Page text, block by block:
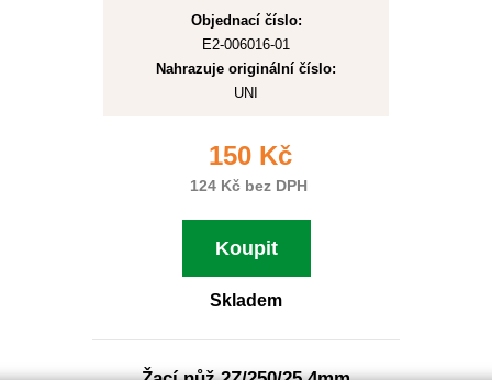
Objednací číslo:
E2-006016-01
Nahrazuje originální číslo:
UNI
150 Kč
124 Kč bez DPH
Koupit
Skladem